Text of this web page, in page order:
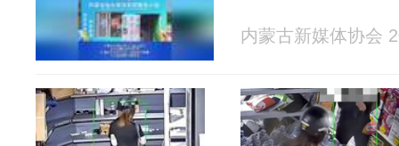
内蒙古新媒体协会